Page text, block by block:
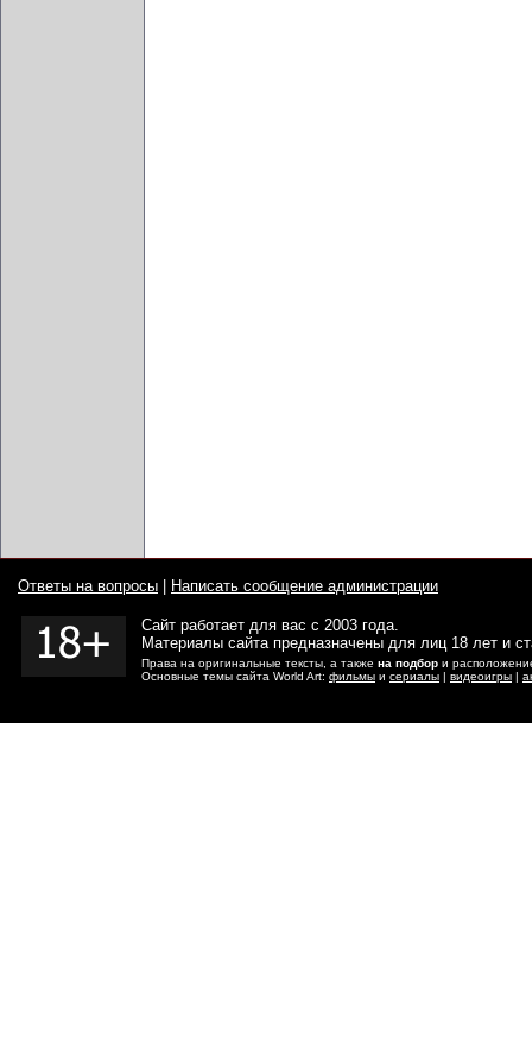
Ответы на вопросы Написать сообщение администрации
Сайт работает для вас с 2003 года.
Материалы сайта предназначены для лиц 18 лет и
Права на оригинальные тексты, а также на подбор и
Основные темы сайта World Art: фильмы и сериалы | видеоигры |